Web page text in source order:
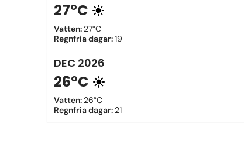
27°C
Vatten: 27°C
Regnfria dagar:19
DEC 2026
26°C
Vatten: 26°C
Regnfria dagar: 21